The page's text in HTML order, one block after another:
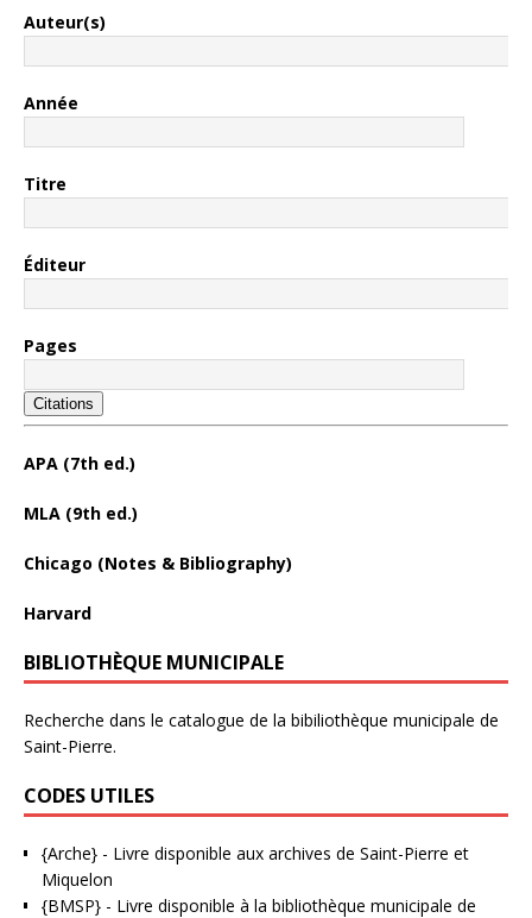
Auteur(s)
Année
Titre
Éditeur
Pages
Citations
APA (7th ed.)
MLA (9th ed.)
Chicago (Notes & Bibliography)
Harvard
BIBLIOTHÈQUE MUNICIPALE
Recherche dans le catalogue de la bibiliothèque municipale de
Saint-Pierre.
CODES UTILES
{Arche} - Livre disponible aux archives de Saint-Pierre et
Miquelon
{BMSP} - Livre disponible à la bibliothèque municipale de